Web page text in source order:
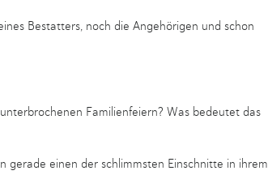
Bestatters, noch die Angehörigen und schon
Familienfeiern? Was bedeutet das
gerade einen der schlimmsten Einschnitte in ihrem